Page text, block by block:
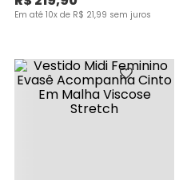
Em até 10x de R$ 21,99 sem juros